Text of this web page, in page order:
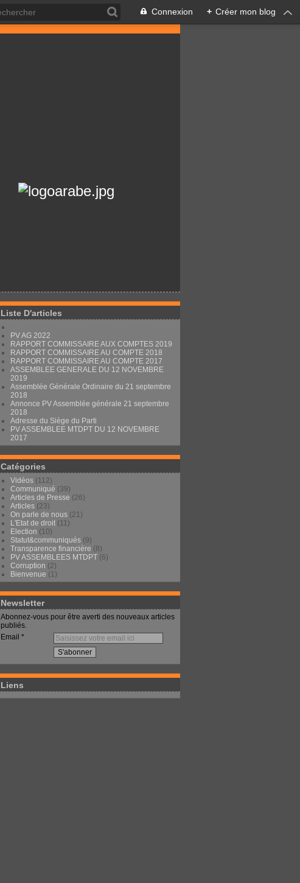
Connexion + Créer mon blog
Liste D'articles
PV AG 2022
RAPPORT COMMISSAIRE AUX COMPTES 2019
RAPPORT COMMISSAIRE AU COMPTE 2018
RAPPORT COMMISSAIRE AU COMPTE 2017
ASSEMBLEE GENERALE DU 12 NOVEMBRE
2019
Assemblée Générale Ordinaire du 21 septembre
2018
Annonce PV Assemblée générale 21 septembre
2018
Adresse du Siège du Parti
PV ASSEMBLEE MTDPT DU 12 NOVEMBRE
2017
Catégories
Vidéos (112)
Communiqué (39)
Articles de Presse (26)
Articles (23)
On parle de nous (21)
L'Etat de droit (11)
Election (10)
Statut&communiqués (9)
Transparence financière (8)
PV ASSEMBLEES MTDPT (6)
Corruption (2)
Bienvenue (1)
Newsletter
Abonnez-vous pour être averti des nouveaux articles
publiés.
Email
Liens